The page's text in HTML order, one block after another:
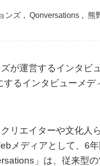
ンズ , Qonversations , 熊
が運営するインタビ
するインタビューメ
リエイターや⽂化⼈
メディアとして、6
」は、従来型